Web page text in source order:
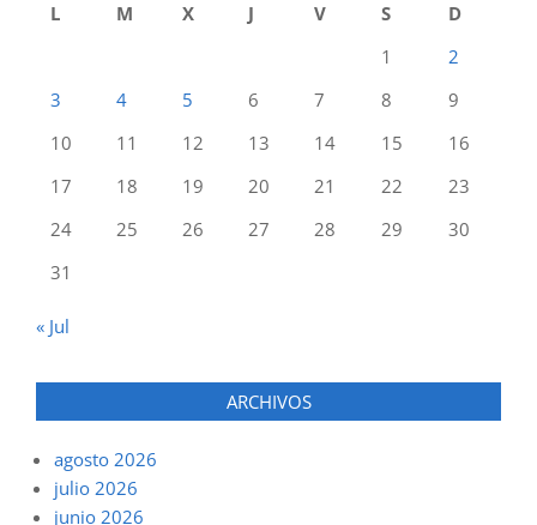
L
M X J V S
D
1
2
3
4 5 6 7 8
9
10
11 12 13 14 15
16
17
18 19 20 21 22
23
24
25 26 27 28 29
30
31
« Jul
ARCHIVOS
agosto 2026
julio 2026
junio 2026